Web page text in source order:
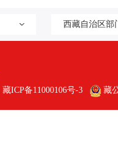
西藏自治区部
藏ICP备11000106号-3 藏